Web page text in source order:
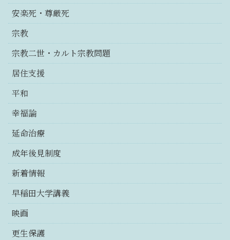
安楽死・尊厳死
宗教
宗教二世・カルト宗教問題
居住支援
平和
幸福論
延命治療
成年後見制度
新着情報
早稲田大学講義
映画
更生保護